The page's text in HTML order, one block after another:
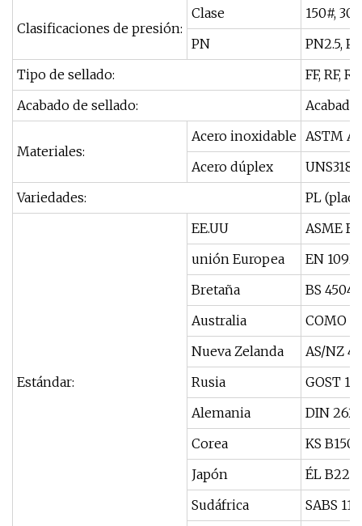
Clasificaciones de presión:
Clase
150#,
PN
PN2.5,
Tipo de sellado:
FF, RF,
Acabado de sellado:
Materiales:
Acero inoxidable ASTM
Acero dúplex
Variedades:
PL
Estándar:
EE.UU
ASME
unión Europea
EN
Bretaña
BS 4504,
Australia
COMO
Nueva Zelanda
AS/NZ
Rusia
GOST
Alemania
DIN
Corea
KS B1503
Japón
ÉL
Sudáfrica
SABS